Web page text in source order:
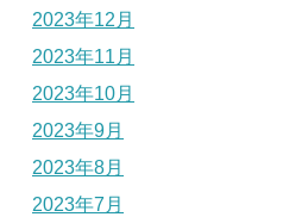
2023年12月
2023年11月
2023年10月
2023年9月
2023年8月
2023年7月